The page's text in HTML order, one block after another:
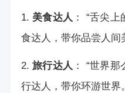
1. 美食达人 ： “舌尖
食达人，带你品尝人间
2.旅行达人 ： “世界
行达人，带你环游世界